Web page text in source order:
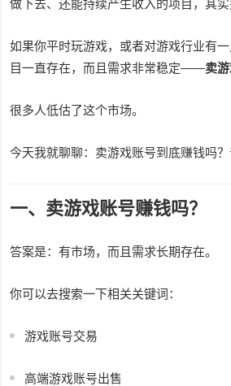
做下去、还能持续产生收入的项目，其实
如果你平时玩游戏，或者对游戏行业有
目一直存在，而且需求非常稳定——卖
很多人低估了这个市场。
今天我就聊聊：卖游戏账号到底赚钱吗？
一、卖游戏账号赚钱吗？
答案是：有市场，而且需求长期存在。
你可以去搜索一下相关关键词：
游戏账号交易
高端游戏账号出售